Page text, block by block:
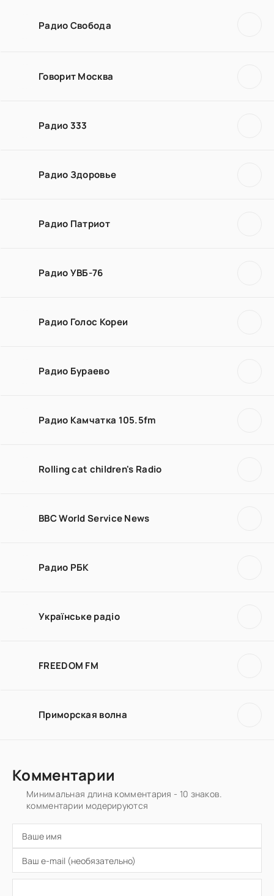
Радио Свобода
Говорит Москва
Радио 333
Радио Здоровье
Радио Патриот
Радио УВБ-76
Радио Голос Кореи
Радио Бураево
Радио Камчатка 105.5fm
Rolling cat children's Radio
BBC World Service News
Радио РБК
Українське радіо
FREEDOM FM
Приморская волна
Комментарии
Минимальная длина комментария - 10 знаков.
комментарии модерируются